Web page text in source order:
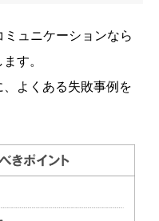
ュニケーションなら
す。
よくある失敗事例を